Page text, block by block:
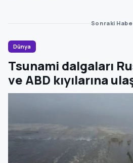
Sonraki
Dünya
Tsunami dalgaları
ve ABD kıyılarına